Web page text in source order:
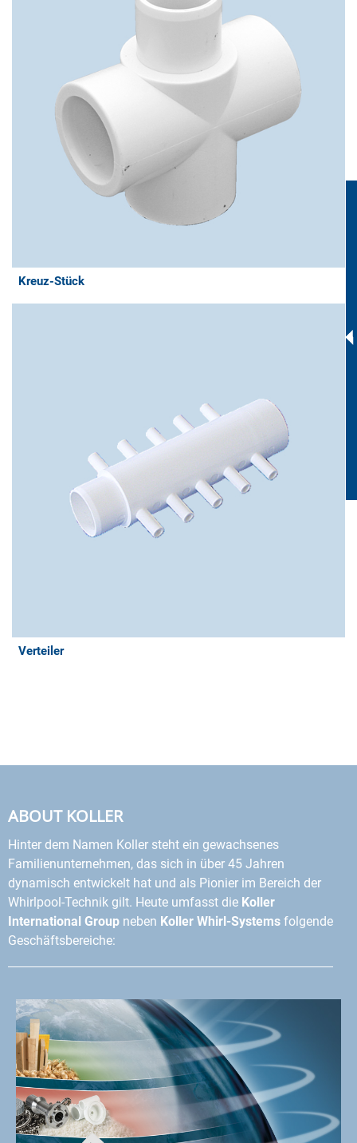
Kreuz-Stück
Verteiler
ABOUT KOLLER
Hinter dem Namen Koller steht ein gewachsenes
Familienunternehmen, das sich in über 45 Jahren
dynamisch entwickelt hat und als Pionier im Bereich der
Whirlpool-Technik gilt. Heute umfasst die Koller
International Group neben Koller Whirl-Systems folgende
Geschäftsbereiche: